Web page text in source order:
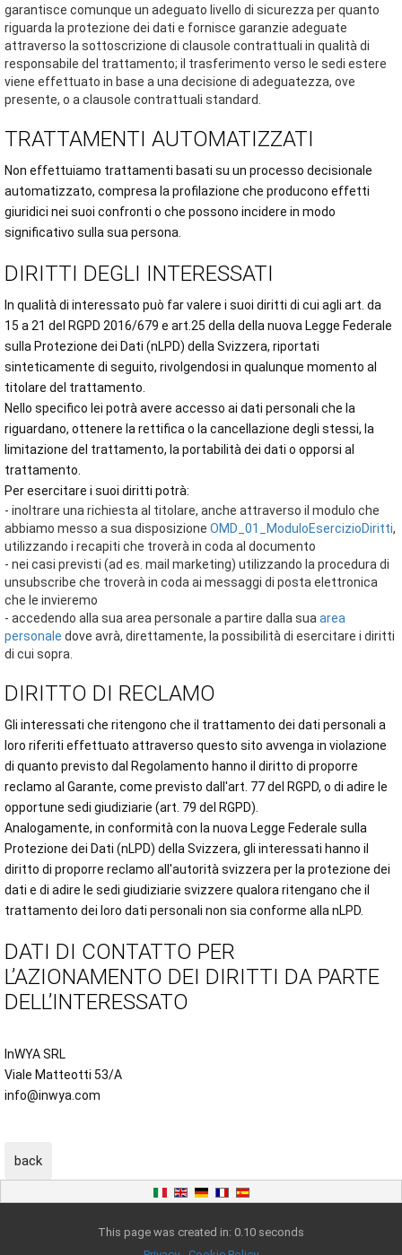
garantisce comunque un adeguato livello di sicurezza per quanto
riguarda la protezione dei dati e fornisce garanzie adeguate
attraverso la sottoscrizione di clausole contrattuali in qualità di
responsabile del trattamento; il trasferimento verso le sedi estere
viene effettuato in base a una decisione di adeguatezza, ove
presente, o a clausole contrattuali standard.
TRATTAMENTI AUTOMATIZZATI
Non effettuiamo trattamenti basati su un processo decisionale
automatizzato, compresa la profilazione che producono effetti
giuridici nei suoi confronti o che possono incidere in modo
significativo sulla sua persona.
DIRITTI DEGLI INTERESSATI
In qualità di interessato può far valere i suoi diritti di cui agli art. da
15 a 21 del RGPD 2016/679 e art.25 della della nuova Legge Federale
sulla Protezione dei Dati (nLPD) della Svizzera, riportati
sinteticamente di seguito, rivolgendosi in qualunque momento al
titolare del trattamento.
Nello specifico lei potrà avere accesso ai dati personali che la
riguardano, ottenere la rettifica o la cancellazione degli stessi, la
limitazione del trattamento, la portabilità dei dati o opporsi al
trattamento.
Per esercitare i suoi diritti potrà:
- inoltrare una richiesta al titolare, anche attraverso il modulo che
abbiamo messo a sua disposizione OMD_01_ModuloEsercizioDiritti,
utilizzando i recapiti che troverà in coda al documento
- nei casi previsti (ad es. mail marketing) utilizzando la procedura di
unsubscribe che troverà in coda ai messaggi di posta elettronica
che le invieremo
- accedendo alla sua area personale a partire dalla sua area
personale dove avrà, direttamente, la possibilità di esercitare i diritti
di cui sopra.
DIRITTO DI RECLAMO
Gli interessati che ritengono che il trattamento dei dati personali a
loro riferiti effettuato attraverso questo sito avvenga in violazione
di quanto previsto dal Regolamento hanno il diritto di proporre
reclamo al Garante, come previsto dall'art. 77 del RGPD, o di adire le
opportune sedi giudiziarie (art. 79 del RGPD).
Analogamente, in conformità con la nuova Legge Federale sulla
Protezione dei Dati (nLPD) della Svizzera, gli interessati hanno il
diritto di proporre reclamo all'autorità svizzera per la protezione dei
dati e di adire le sedi giudiziarie svizzere qualora ritengano che il
trattamento dei loro dati personali non sia conforme alla nLPD.
DATI DI CONTATTO PER
L’AZIONAMENTO DEI DIRITTI DA PARTE
DELL’INTERESSATO
InWYA SRL
Viale Matteotti 53/A
info@inwya.com
This page was created in: 0.10 seconds